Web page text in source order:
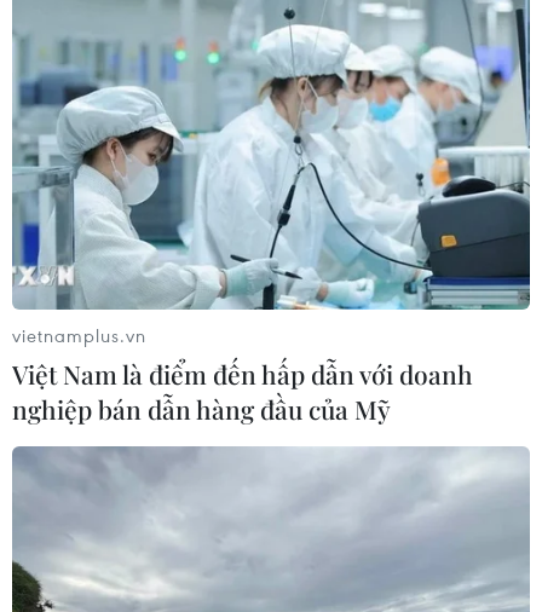
Động lực mới cho hợp tác thương
mại Việt Nam-Australia
08/08/2026 12:20
Sửa đổi Luật Dầu khí: Phân cấp,
phân quyền nhưng phải kiểm soát
rủi ro
08/08/2026 11:05
Giải quyết khó khăn, vướng mắc
trong lĩnh vực thuế và hải quan
08/08/2026 09:54
Mỹ chi hơn 2 tỷ USD thúc đẩy ngành
pin và khoáng sản nội địa
vietnamplus.vn
Việt Nam là điểm đến hấp dẫn với doanh
nghiệp bán dẫn hàng đầu của Mỹ